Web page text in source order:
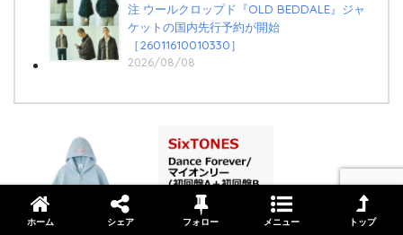
注 ウールクロップド『OLD BEDDALE』ジャ
ケットの国内先行予約が開始
［26011610010330］
2026/08/08
ホーム シェア フォロー メニュー トップ